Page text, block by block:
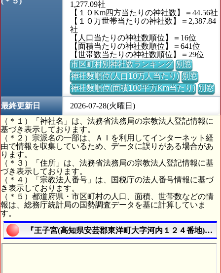
1,277.09社
【１０Km四方当たりの神社数】＝44.56社
【１０万世帯当たりの神社数】＝2,387.84
社
【人口当たりの神社数順位】＝16位
【面積当たりの神社数順位】＝641位
【世帯数当たりの神社数順位】＝29位
市区町村別神社数ランキング 別窓
神社数順位(人口10万人当たり) 別窓
神社数順位(面積100平方Km当たり) 別窓
最終更新日
2026-07-28(火曜日)
（＊１）「神社名」は、法務省法務局の宗教法人登記情報に
基づき表示しております。
（＊２）宗派名の一部は、ＡＩを利用してインターネット経
由で情報を収集しているため、データに誤りがある場合があ
ります。
（＊３）「住所」は、法務省法務局の宗教法人登記情報に基
づき表示しております。
（＊４）「宗教法人番号」は、国税庁の法人番号情報に基づ
き表示しております。
（＊５）都道府県・市区町村の人口、面積、世帯数などの情
報は、総務庁統計局の国勢調査データを基に計算していま
す。
『王子宮(高知県安芸郡東洋町大字河内１２４番地)』